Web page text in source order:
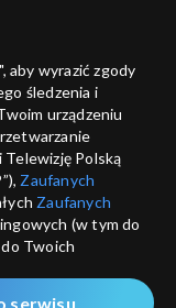
aby wyrazić zgody
śledzenia i
urządzeniu
Telewizję Polską
Zaufanych
Zaufanych
(w tym do
Twoich
udostępnianie
serwisu